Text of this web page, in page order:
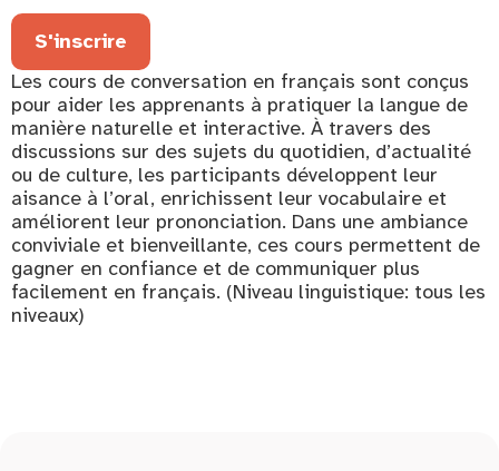
S'inscrire
Les cours de conversation en français sont conçus
pour aider les apprenants à pratiquer la langue de
manière naturelle et interactive. À travers des
discussions sur des sujets du quotidien, d’actualité
ou de culture, les participants développent leur
aisance à l’oral, enrichissent leur vocabulaire et
améliorent leur prononciation. Dans une ambiance
conviviale et bienveillante, ces cours permettent de
gagner en confiance et de communiquer plus
facilement en français. (Niveau linguistique: tous les
niveaux)